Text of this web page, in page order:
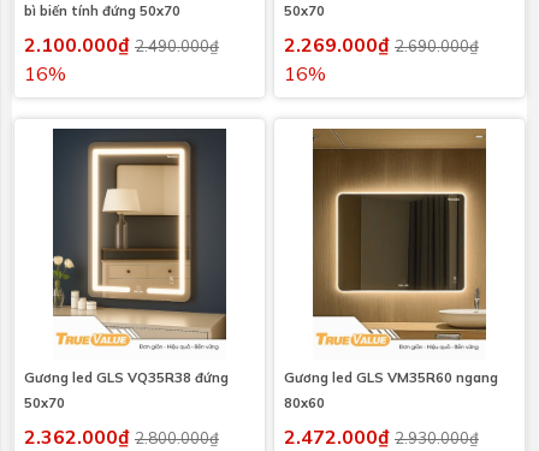
bì biến tính đứng 50x70
2.100.000₫ 2.490.000₫
16%
50x70
2.269.000₫ 2.690.000₫
16%
Gương led GLS VQ35R38 đứng
50x70
2.362.000₫ 2.800.000₫
Gương led GLS VM35R60 ngang
80x60
2.472.000₫ 2.930.000₫